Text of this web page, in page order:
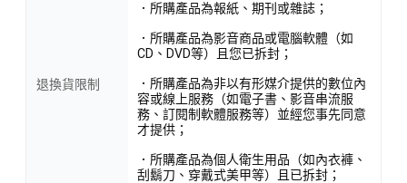
退換貨限制
．所購產品為報紙、期刊或雜誌；
．所購產品為影音商品或電腦軟體（如
CD、DVD等）且您已拆封；
．所購產品為非以有形媒介提供的數位內
容或線上服務（如電子書、影音串流服
務、訂閱制軟體服務等）並經您事先同意
才提供；
．所購產品為個人衛生用品（如內衣褲、
刮鬍刀、穿戴式美甲等）且已拆封；